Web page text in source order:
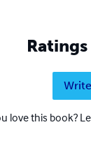
love this book?